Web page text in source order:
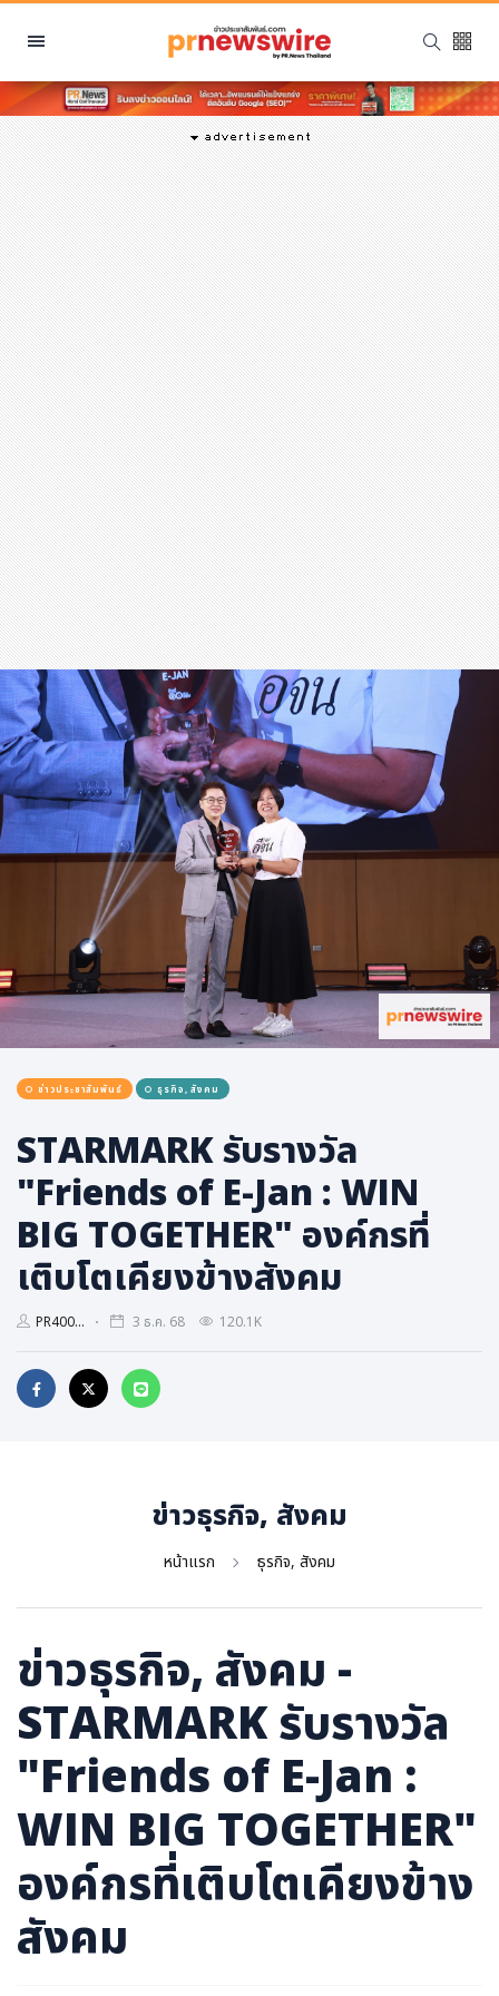
หมวดหมู่
พีอาร์ นิวส์ไวร์
สินค้า, บริการ
โปรโมชั่น
งานอีเว้นท์
รีวิว
บันเทิง
นักแสดง, นักร้อง, โมเดล
อินฟลูเอนเซอร์
ไลฟ์สไตล์
ความงาม
แฟชั่น
สุขภาพ
กีฬา
อาหาร, เครื่องดื่ม
ท่องเที่ยว
โรงแรม, ที่พัก
บ้าน, คอนโด, อสังหาฯ
ประกัน
สัตว์เลี้ยง
ไอที
โทรศัพท์มือถือ
การศึกษา
ศิลปะ, วัฒนธรรม
ศาสนา
การเมือง
ธุรกิจ, สังคม
เศรษฐกิจ, การเงิน
พลังงาน, สิ่งแวดล้อม
ยานยนต์
ขนส่ง
การงาน, อาชีพ
กิจกรรม
อบรมสัมมนา
ข่าวประชาสัมพันธ์ ธุรกิจ, สังคม
STARMARK รับรางวัล
"Friends of E-Jan : WIN
BIG TOGETHER" องค์กรที่
เติบโตเคียงข้างสังคม
PR400... 3 ธ.ค. 68 120.1K
ข่าวธุรกิจ, สังคม
หน้าแรก ธุรกิจ, สังคม
ข่าวธุรกิจ, สังคม -
STARMARK รับรางวัล
"Friends of E-Jan :
WIN BIG TOGETHER"
องค์กรที่เติบโตเคียงข้าง
สังคม